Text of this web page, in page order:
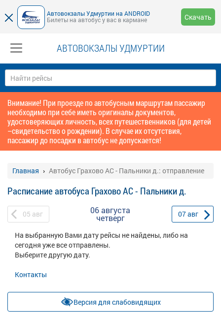
Автовокзалы Удмуртии на ANDROID
Билеты на автобус у вас в кармане
Скачать
АВТОВОКЗАЛЫ УДМУРТИИ
Внимание! При проезде по автобусным маршрутам пассажир
необходимо при себе иметь оригиналы документов,
удостоверяющих личность, всех путешественников (для детей
–свидетельство о рождении). В случае их отсутствия,
пассажир до посадки в автобус не допускается!
Главная Автобус Грахово АС - Пальники д.: отправление
Расписание автобуса Грахово АС - Пальники д.
05 авг 06 августа
четверг 07авг
На выбранную Вами дату рейсы не найдены, либо на
сегодня уже все отправлены.
Выберите другую дату.
Контакты
Версия для слабовидящих